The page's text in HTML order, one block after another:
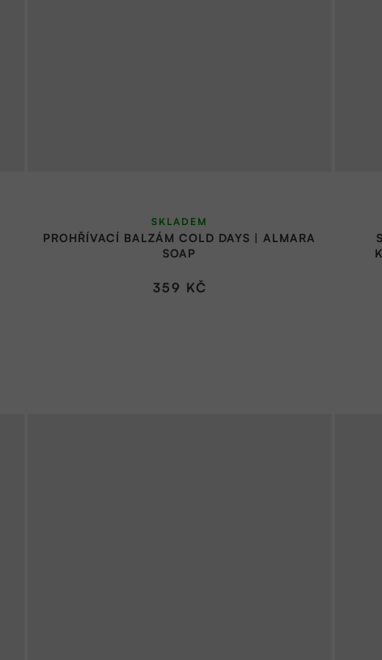
PROHŘÍVACÍ BALZÁM COLD DAYS | ALMARA
SOAP
SKLADEM
359 KČ